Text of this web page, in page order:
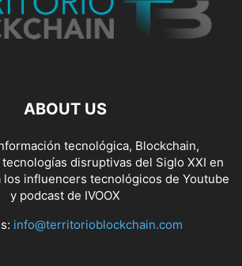
ABOUT US
tecnológica, Blockchain,
disruptivas del Siglo XXI en
los influencers tecnológicos de Youtube
y podcast de IVOOX
info@territorioblockchain.com